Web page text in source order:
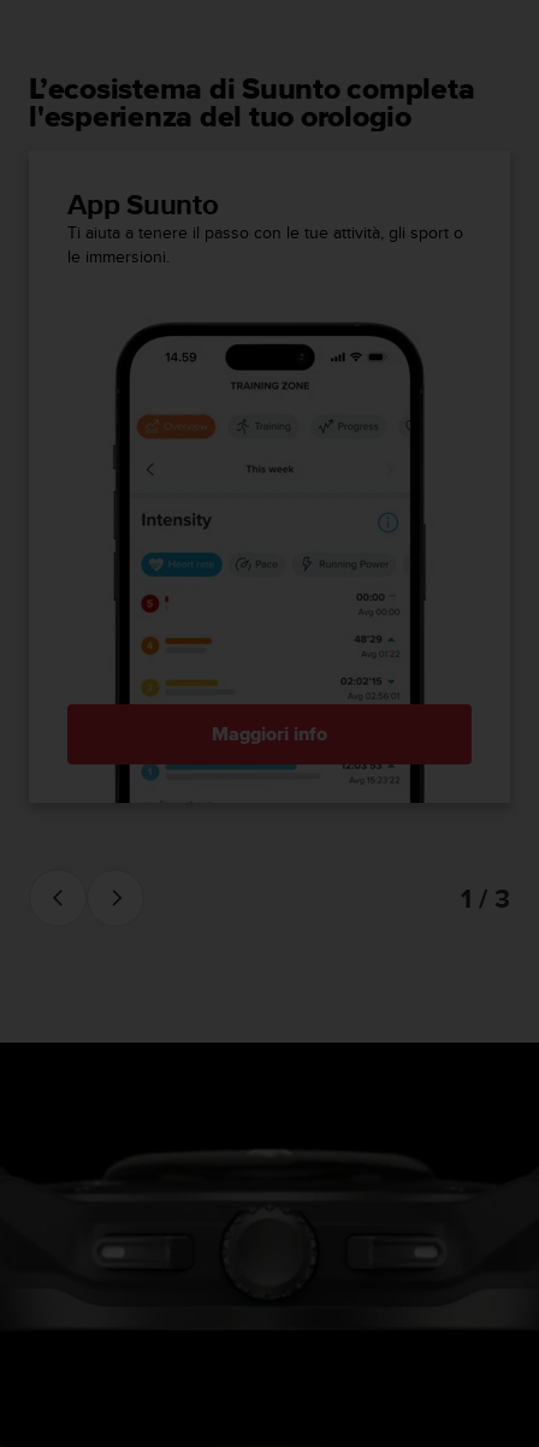
L’ecosistema di Suunto completa
l'esperienza del tuo orologio
App Suunto
Ti aiuta a tenere il passo con le tue attività, gli sport o
le immersioni.
Maggiori info
1 / 3